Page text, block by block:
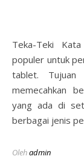
Teka-Teki Kata adalah sebuah game teka-teki yang
populer untuk
tablet.
memecahkan
yang ada di
berbagai jenis
Olehadmin